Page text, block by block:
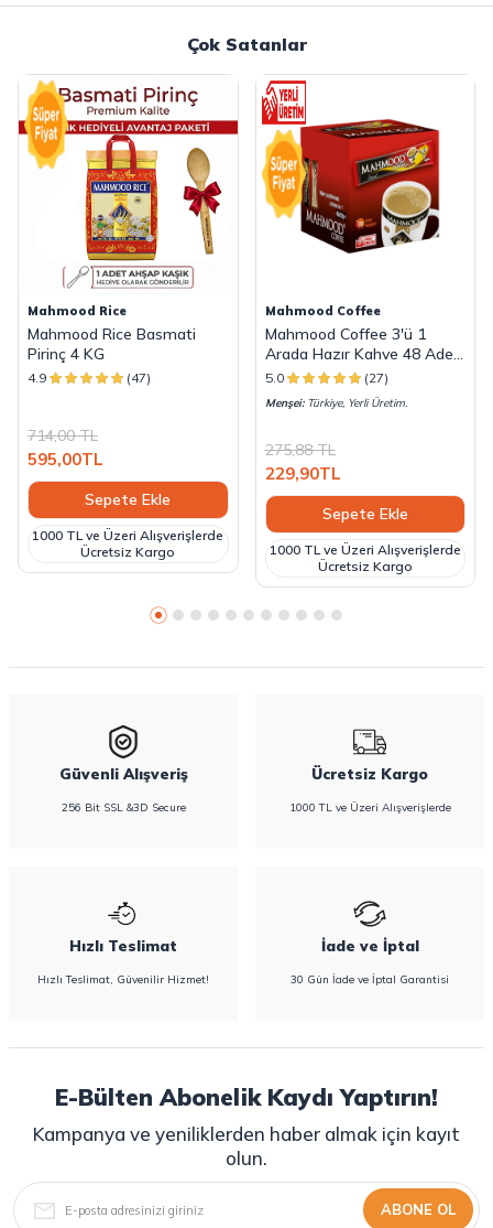
Ürün Açıklaması
Çok Satanlar
Mahmood Rice
Mahmood Rice Basmati
Pirinç 4 KG
4.9 (47)
714,00TL
595,00TL
Sepete Ekle
1000 TL ve Üzeri Alışverişlerde
Ücretsiz Kargo
Mahmood Coffee
Mahmood Coffee 3'ü 1
Arada Hazır Kahve 48 Adet
x 18 G
5.0 (27)
Menşei:Türkiye, Yerli Üretim.
275,88TL
229,90TL
Sepete Ekle
1000 TL ve Üzeri Alışverişlerde
Ücretsiz Kargo
Güvenli Alışveriş
256 Bit SSL &3D Secure
Ücretsiz Kargo
1000 TL ve Üzeri Alışverişlerde
Hızlı Teslimat
Hızlı Teslimat, Güvenilir Hizmet!
İade ve İptal
30 Gün İade ve İptal Garantisi
E-Bülten Abonelik Kaydı Yaptırın!
Kampanya ve yeniliklerden haber almak için kayıt
olun.
ABONE OL